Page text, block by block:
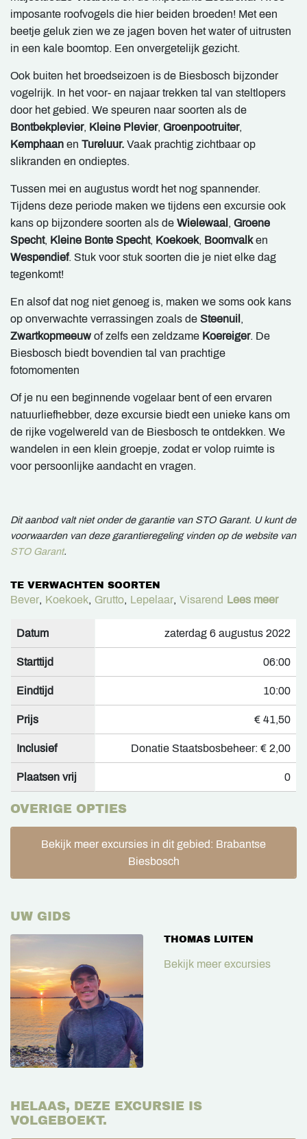
imposante roofvogels die hier beiden broeden! Met een
beetje geluk zien we ze jagen boven het water of uitrusten
in een kale boomtop. Een onvergetelijk gezicht.
Ook buiten het broedseizoen is de Biesbosch bijzonder
vogelrijk. In het voor- en najaar trekken tal van steltlopers
door het gebied. We speuren naar soorten als de
Bontbekplevier, Kleine Plevier, Groenpootruiter,
Kemphaan en Tureluur. Vaak prachtig zichtbaar op
slikranden en ondieptes.
Tussen mei en augustus wordt het nog spannender.
Tijdens deze periode maken we tijdens een excursie ook
kans op bijzondere soorten als de Wielewaal , Groene
Specht, Kleine Bonte Specht, Koekoek, Boomvalken
Wespendief. Stuk voor stuk soorten die je niet elke dag
tegenkomt!
En alsof dat nog niet genoeg is, maken we soms ook kans
op onverwachte verrassingen zoals de Steenuil ,
Zwartkopmeeuw of zelfs een zeldzame Koereiger. De
Biesbosch biedt bovendien tal van prachtige
fotomomenten
Of je nu een beginnende vogelaar bent of een ervaren
natuurliefhebber, deze excursie biedt een unieke kans om
de rijke vogelwereld van de Biesbosch te ontdekken. We
wandelen in een klein groepje, zodat er volop ruimte is
voor persoonlijke aandacht en vragen.
Dit aanbod valt niet onder de garantie van STO Garant. U kunt de
voorwaarden van deze garantieregeling vinden op de website van
STO Garant.
TE VERWACHTEN SOORTEN
Bever, Koekoek, Grutto, Lepelaar, Visarend Lees meer
Datum zaterdag 6 augustus 2022
Starttijd 06:00
Eindtijd 10:00
Prijs € 41,50
Inclusief Donatie Staatsbosbeheer: € 2,00
Plaatsen vrij 0
OVERIGE OPTIES
Bekijk meer excursies in dit gebied: Brabantse
Biesbosch
UW GIDS
THOMAS LUITEN
Bekijk meer excursies
HELAAS, DEZE EXCURSIE IS
VOLGEBOEKT.